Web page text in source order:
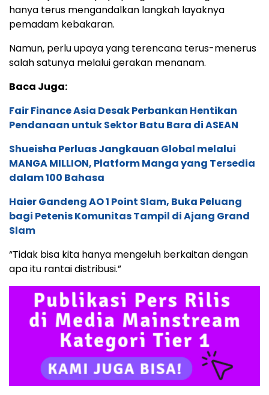
hanya terus mengandalkan langkah layaknya
pemadam kebakaran.
Namun, perlu upaya yang terencana terus-menerus
salah satunya melalui gerakan menanam.
Baca Juga:
Fair Finance Asia Desak Perbankan Hentikan
Pendanaan untuk Sektor Batu Bara di ASEAN
Shueisha Perluas Jangkauan Global melalui
MANGA MILLION, Platform Manga yang Tersedia
dalam 100 Bahasa
Haier Gandeng AO 1 Point Slam, Buka Peluang
bagi Petenis Komunitas Tampil di Ajang Grand
Slam
“Tidak bisa kita hanya mengeluh berkaitan dengan
apa itu rantai distribusi.”